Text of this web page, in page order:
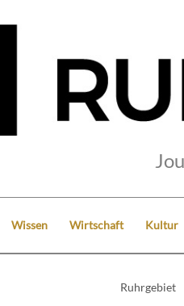
Wissen Wirtschaft Kultur
Ruhrgebiet